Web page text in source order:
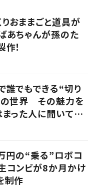
おままごと道具が
ちゃんが孫のた
！
誰でもできる“切り
の世界 その魅力を
まった人に聞いてみ
円の“乗る”ロボコ
ンビが8か月かけ
制作